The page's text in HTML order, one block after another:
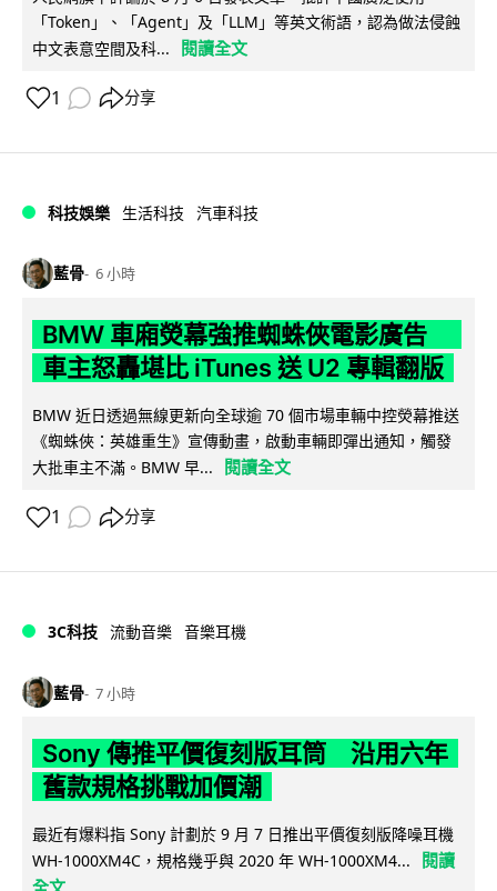
「Token」、「Agent」及「LLM」等英文術語，認為做法侵蝕
中文表意空間及科...
閱讀全文
1 分享
科技娛樂 生活科技 汽車科技
藍骨 6 小時
BMW 車廂熒幕強推蜘蛛俠電影廣告
車主怒轟堪比 iTunes 送 U2 專輯翻版
BMW 近日透過無線更新向全球逾 70 個市場車輛中控熒幕推送
《蜘蛛俠：英雄重生》宣傳動畫，啟動車輛即彈出通知，觸發
大批車主不滿。BMW 早...
閱讀全文
1 分享
3C科技 流動音樂 音樂耳機
藍骨 7 小時
Sony 傳推平價復刻版耳筒 沿用六年
舊款規格挑戰加價潮
最近有爆料指 Sony 計劃於 9 月 7 日推出平價復刻版降噪耳機
WH-1000XM4C，規格幾乎與 2020 年 WH-1000XM4...
閱讀